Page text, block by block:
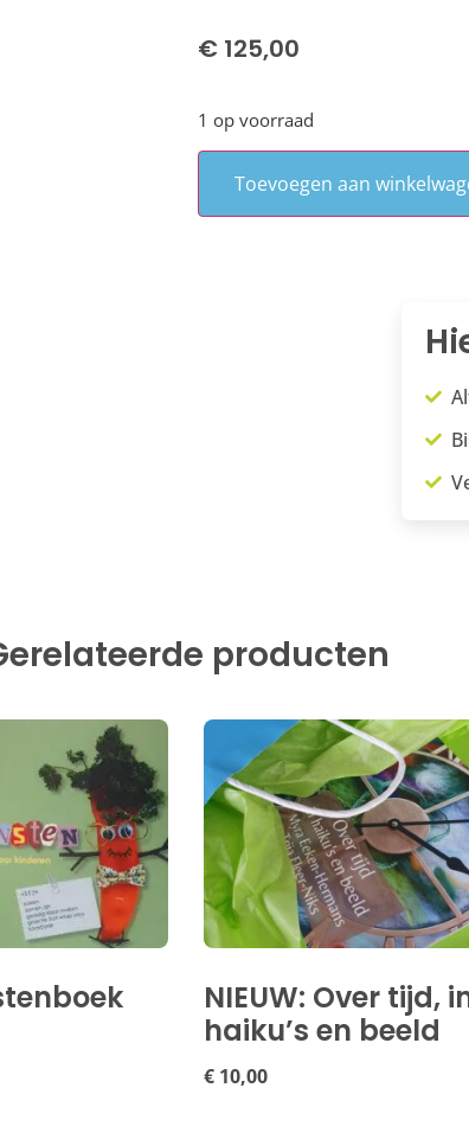
€ 125,00
1 op voorraad
Toevoegen aan
producten
NIEUW: Over tijd,
haiku’s en beeld
€ 10,00